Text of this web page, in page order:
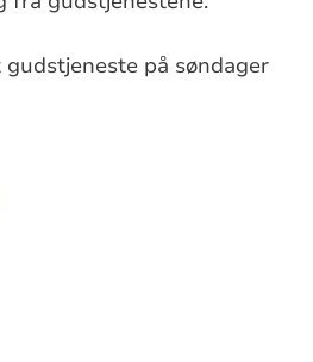
gudstjeneste på søndager